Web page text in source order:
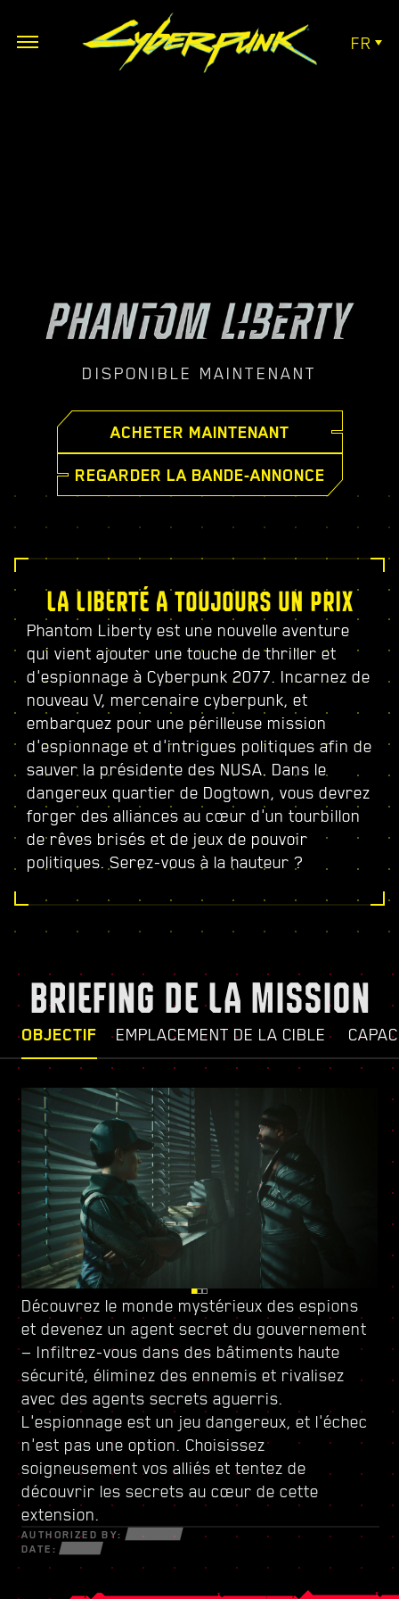
FR
DISPONIBLE MAINTENANT
ACHETER MAINTENANT
REGARDER LA BANDE-ANNONCE
LA LIBERTÉ A TOUJOURS UN PRIX
Phantom Liberty est une nouvelle aventure
qui vient ajouter une touche de thriller et
d'espionnage à Cyberpunk 2077. Incarnez de
nouveau V, mercenaire cyberpunk, et
embarquez pour une périlleuse mission
d'espionnage et d'intrigues politiques afin de
sauver la présidente des NUSA. Dans le
dangereux quartier de Dogtown, vous devrez
forger des alliances au cœur d'un tourbillon
de rêves brisés et de jeux de pouvoir
politiques. Serez-vous à la hauteur ?
BRIEFING DE LA MISSION
OBJECTIF EMPLACEMENT DE LA CIBLE
Découvrez le monde mystérieux des espions
et devenez un agent secret du gouvernement
— Infiltrez-vous dans des bâtiments haute
sécurité, éliminez des ennemis et rivalisez
avec des agents secrets aguerris.
L'espionnage est un jeu dangereux, et l'échec
n'est pas une option. Choisissez
soigneusement vos alliés et tentez de
découvrir les secrets au cœur de cette
extension.
AUTHORIZED BY:
DATE:
Surveillez vos arrières à Dogtown, une ville
parallèle en ruines contrôlée par
une milice à la gâchette facile. Ses structures
délabrées renferment des secrets et des
opportunités pour ceux qui n'ont pas peur de
se salir les mains. Au sein de ces murs,
découvrez des contrats sous haute tension et
des quêtes aux enjeux sans précédent.
Augmentez votre puissance grâce à
un nouvel arbre de compétenceset forgez-
vous un style de jeu unique — Mettez à profit
toutes les nouvelles armes et le nouveau
matériel cybernétique à votre disposition afin
de survivre dans ce monde fracturé et rempli
d'escrocs désespérés, de netrunners
mystérieux et de mercenaires sans pitié
n'ayant pour seuls objectifs que l'argent et le
pouvoir.